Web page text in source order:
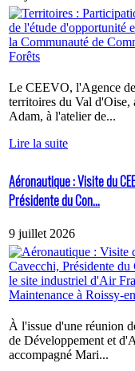
Le CEEVO, l'Agence
territoires du Val
Adam, à l'atelier de...
Lire la suite
Aéronautique : Visite du
Présidente du Con...
9 juillet 2026
À l'issue d'une réunion
de Développement et
accompagné Mari...